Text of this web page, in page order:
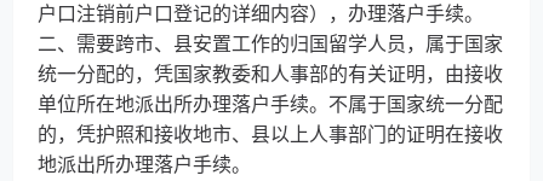
户口注销前户口登记的详细内容），办理落户手续。
二、需要跨市、县安置工作的归国留学人员，属于国家
统一分配的，凭国家教委和人事部的有关证明，由接收
单位所在地派出所办理落户手续。不属于国家统一分配
的，凭护照和接收地市、县以上人事部门的证明在接收
地派出所办理落户手续。